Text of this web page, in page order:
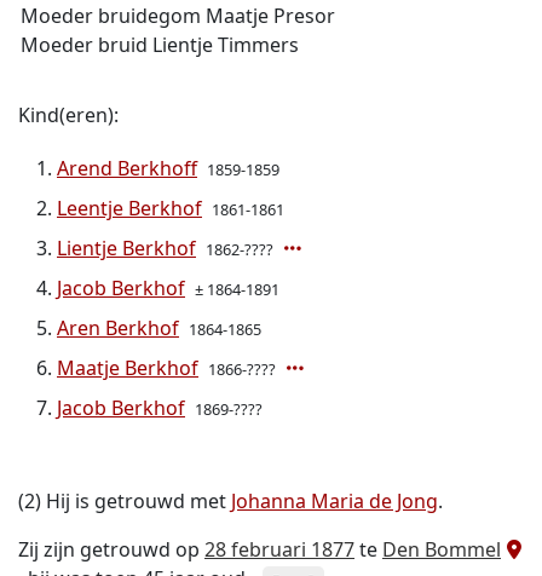
Moeder bruidegom Maatje Presor
Moeder bruid Lientje Timmers
Kind(eren):
Arend Berkhoff 1859-1859
Leentje Berkhof 1861-1861
Lientje Berkhof 1862-????
Jacob Berkhof ± 1864-1891
Aren Berkhof 1864-1865
Maatje Berkhof 1866-????
Jacob Berkhof 1869-????
(2) Hij is getrouwd met Johanna Maria de Jong.
Zij zijn getrouwd op 28 februari 1877te Den Bommel